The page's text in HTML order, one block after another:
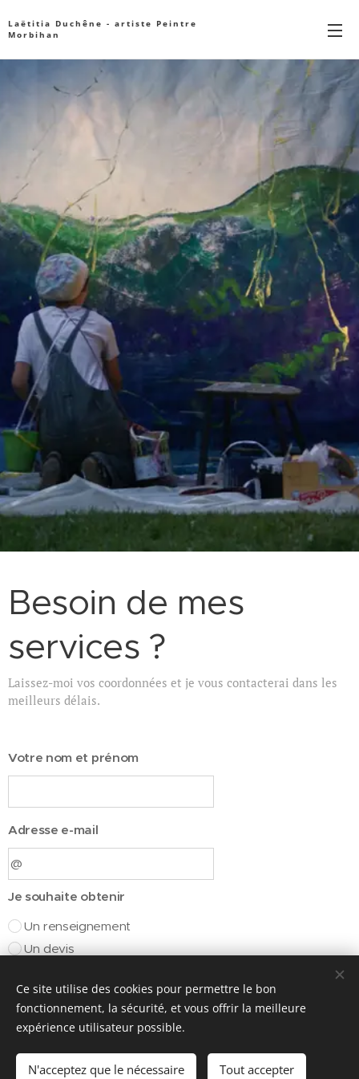
Laëtitia Duchêne - artiste Peintre
Morbihan
Besoin de mes
services ?
Laissez-moi vos coordonnées et je vous contacterai dans les
meilleurs délais.
Votre nom et prénom
Adresse e-mail
Je souhaite obtenir
Un renseignement
Un devis
Message
Ce site utilise des cookies pour permettre le bon
fonctionnement, la sécurité, et vous offrir la meilleure
expérience utilisateur possible.
N'acceptez que le nécessaire Tout accepter